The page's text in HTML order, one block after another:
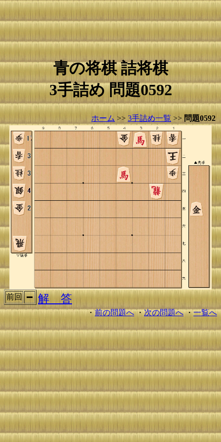
青の将棋 詰将棋
3手詰め 問題0592
ホーム >> 3手詰め一覧 >> 問題0592
前回 解 答
・前の問題へ・次の問題へ・一覧へ